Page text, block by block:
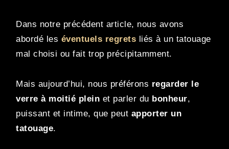
Dans notre précédent article, nous avons
abordé les éventuels regrets liés à un tatouage
mal choisi ou fait trop précipitamment.
Mais aujourd’hui, nous préférons regarder le
verre à moitié plein et parler du bonheur,
puissant et intime, que peut apporter un
tatouage.